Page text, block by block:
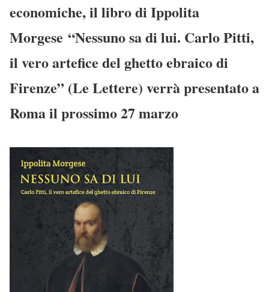
economiche, il libro di Ippolita
Morgese “Nessuno sa di lui. Carlo Pitti,
il vero artefice del ghetto ebraico di
Firenze” (Le Lettere) verrà presentato a
Roma il prossimo 27 marzo